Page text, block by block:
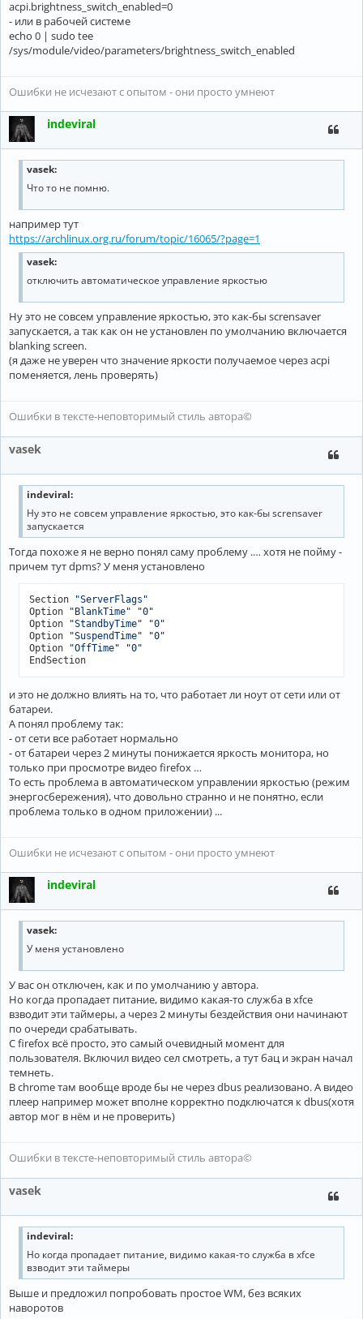
acpi.brightness_switch_enabled=0
- или в рабочей системе
echo 0 | sudo tee
/sys/module/video/parameters/brightness_switch_enabled
Ошибки не исчезают с опытом - они просто умнеют
indeviral
vasek:
Что то не помню.
например тут
https://archlinux.org.ru/forum/topic/16065/?page=1
vasek:
отключить автоматическое управление яркостью
Ну это не совсем управление яркостью, это как-бы scrensaver
запускается, а так как он не установлен по умолчанию включается
blanking screen.
(я даже не уверен что значение яркости получаемое через acpi
поменяется, лень проверять)
Ошибки в тексте-неповторимый стиль автора©
vasek
indeviral:
Ну это не совсем управление яркостью, это как-бы scrensaver
запускается
Тогда похоже я не верно понял саму проблему .… хотя не пойму -
причем тут dpms? У меня установлено
Section
"ServerFlags"
Option
"BlankTime"
"0"
Option
"StandbyTime"
"0"
Option
"SuspendTime"
"0"
Option
"OffTime"
"0"
EndSection
и это не должно влиять на то, что работает ли ноут от сети или от
батареи.
А понял проблему так:
- от сети все работает нормально
- от батареи через 2 минуты понижается яркость монитора, но
только при просмотре видео firefox …
То есть проблема в автоматическом управлении яркостью (режим
энергосбережения), что довольно странно и не понятно, если
проблема только в одном приложении) ...
Ошибки не исчезают с опытом - они просто умнеют
indeviral
vasek:
У меня установлено
У вас он отключен, как и по умолчанию у автора.
Но когда пропадает питание, видимо какая-то служба в xfce
взводит эти таймеры, а через 2 минуты бездействия они начинают
по очереди срабатывать.
С firefox всё просто, это самый очевидный момент для
пользователя. Включил видео сел смотреть, а тут бац и экран начал
темнеть.
В chrome там вообще вроде бы не через dbus реализовано. А видео
плеер например может вполне корректно подключатся к dbus(хотя
автор мог в нём и не проверить)
Ошибки в тексте-неповторимый стиль автора©
vasek
indeviral:
Но когда пропадает питание, видимо какая-то служба в xfce
взводит эти таймеры
Выше и предложил попробовать простое WM, без всяких
наворотов